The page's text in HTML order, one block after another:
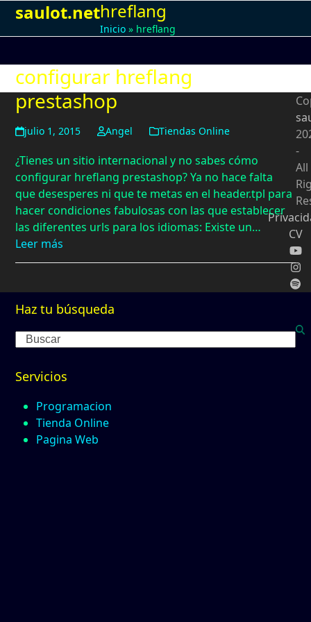
Skip
content
saulot.net
Open
mobile
Close
mobile
hreflang
Inicio » hreflang
configurar hreflang
prestashop
julio 1, 2015 Angel Tiendas Online
¿Tienes un sitio internacional y no sabes cómo
configurar hreflang prestashop? Ya no hace falta
que desesperes ni que te metas en el header.tpl para
hacer condiciones fabulosas con las que establecer
las diferentes urls para los idiomas: Existe un…
Leer más
Haz tu búsqueda
Search
Servicios
Programacion
Tienda Online
Pagina Web
-
All
CV